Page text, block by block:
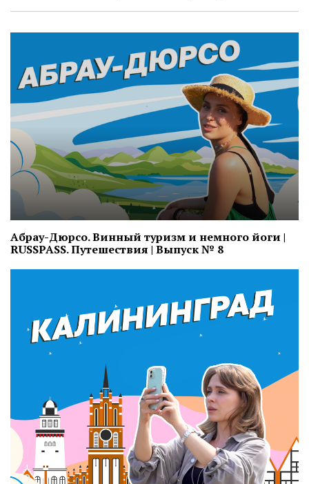
Абрау-Дюрсо. Винный туризм и немного йоги |
RUSSPASS. Путешествия | Выпуск № 8